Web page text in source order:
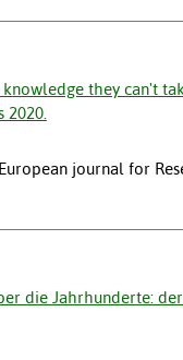
they can't
journal for
die Jahrhunderte: